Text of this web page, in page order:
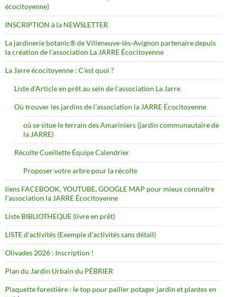
écocitoyenne)
INSCRIPTION à la NEWSLETTER
La jardinerie botanic® de Villeneuve-lès-Avignon partenaire depuis
la création de l’association La JARRE Écocitoyenne
La Jarre écocitoyenne : C’est quoi ?
Liste d’Article en prêt au sein de l’association La Jarre
Où trouver les jardins de l’association la JARRE Écocitoyenne
où se situe le terrain des Amariniers (jardin communautaire de
la JARRE)
Récolte Cueillette Équipe Calendrier
Proposer votre arbre pour la récolte
liens FACEBOOK, YOUTUBE, GOOGLE MAP pour mieux connaitre
l’association la JARRE Écocitoyenne
Liste BIBLIOTHEQUE (livre en prêt)
LISTE d’activités (Exemple d’activités sans détail)
Olivades 2026 : Inscription !
Plan du Jardin Urbain du PÉBRIER
Plaquette forestière : le top pour pailler potager jardin et plantes en